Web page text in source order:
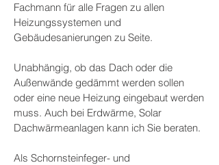
Fachmann für alle Fragen zu allen
Heizungssystemen und
Gebäudesanierungen zu Seite.
Unabhängig, ob das Dach oder die
Außenwände gedämmt werden sollen
oder eine neue Heizung eingebaut werden
muss. Auch bei Erdwärme, Solar
Dachwärmeanlagen kann ich Sie beraten.
Als Schornsteinfeger- und